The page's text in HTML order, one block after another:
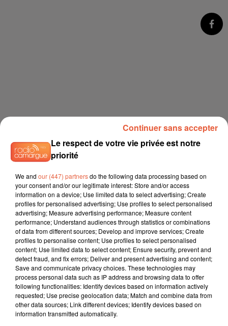
Le respect de votre vie privée est notre
priorité
We and our (447) partnersdo the following data processing based on
your consent and/or our legitimate interest: Store and/or access
information on a device; Use limited data to select advertising; Create
profiles for personalised advertising; Use profiles to select personalised
advertising; Measure advertising performance; Measure content
performance; Understand audiences through statistics or combinations
of data from different sources; Develop and improve services; Create
profiles to personalise content; Use profiles to select personalised
content; Use limited data to select content; Ensure security, prevent and
detect fraud, and fix errors; Deliver and present advertising and content;
Save and communicate privacy choices. These technologies may
process personal data such as IP address and browsing data to offer
following functionalities: Identify devices based on information actively
requested; Use precise geolocation data; Match and combine data from
other data sources; Link different devices; Identify devices based on
information transmitted automatically.
Continuer sans accepter